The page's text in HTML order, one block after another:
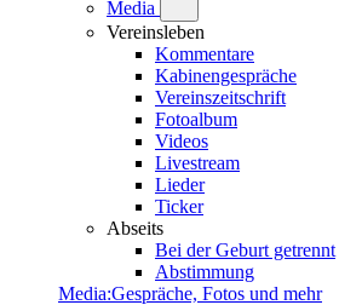
Media
Vereinsleben
Kommentare
Kabinengespräche
Vereinszeitschrift
Fotoalbum
Videos
Livestream
Lieder
Ticker
Abseits
Bei der Geburt getrennt
Abstimmung
Media:Gespräche, Fotos und mehr